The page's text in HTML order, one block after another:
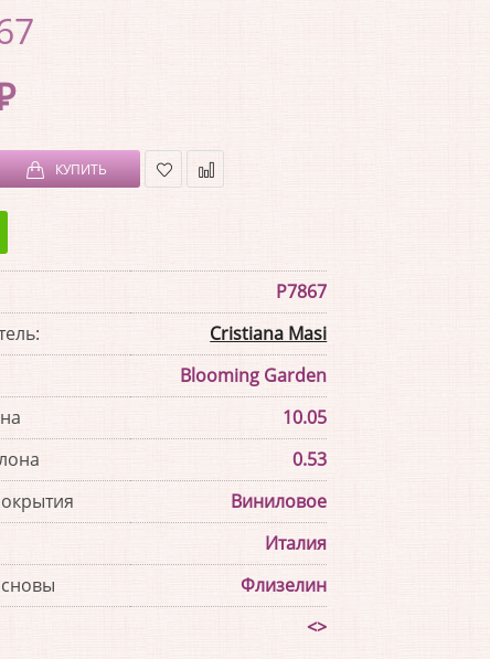
КУПИТЬ
P7867
Cristiana Masi
Blooming Garden
10.05
0.53
Виниловое
Италия
Флизелин
<>